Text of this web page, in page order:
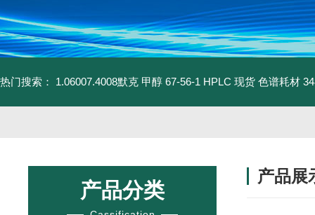
热门搜索： 1.06007.4008默克 甲醇 67-56-1 HPLC 现货 色谱耗材
产品分类
产品展